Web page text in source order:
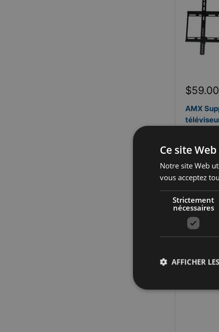
Prix
$59.00
AMX
AMX
disponible.
Ce site
Notre site Web
vous acceptez
Strictement
nécessaires
AFFICHER